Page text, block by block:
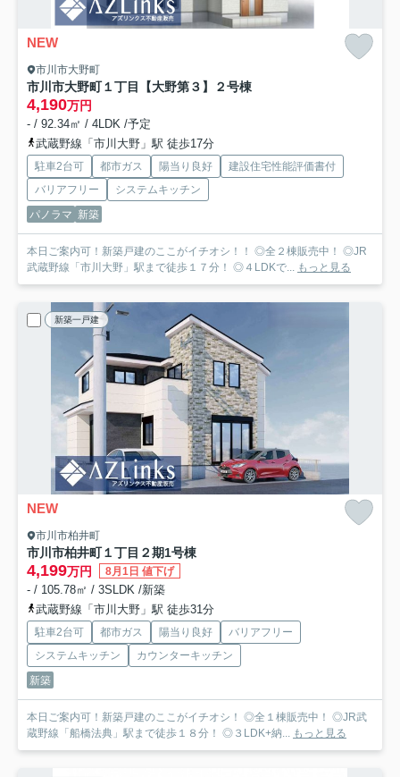
NEW
市川市大野町
市川市大野町１丁目【大野第３】 ２号棟
4,190万円
- / 92.34㎡ / 4LDK /予定
武蔵野線「市川大野」駅 徒歩17分
駐車2台可 都市ガス 陽当り良好
建設住宅性能評価書付
バリアフリー
システムキッチン
パノラマ 新築
本日ご案内可！新築戸建のここがイチオシ！！ ◎全２棟販売中！ ◎JR
武蔵野線「市川大野」駅まで徒歩１７分！ ◎４LDKで...
もっと見る
新築一戸建
NEW
市川市柏井町
市川市柏井町１丁目２期1号棟
4,199万円 8月1日 値下げ
- / 105.78㎡ / 3SLDK /新築
武蔵野線「市川大野」駅 徒歩31分
駐車2台可 都市ガス 陽当り良好
バリアフリー
システムキッチン
カウンターキッチン
新築
本日ご案内可！新築戸建のここがイチオシ！ ◎全１棟販売中！ ◎JR武
蔵野線「船橋法典」駅まで徒歩１８分！ ◎３LDK+納...
もっと見る